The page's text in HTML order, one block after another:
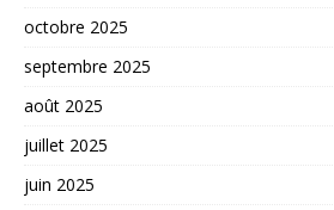
octobre 2025
septembre 2025
août 2025
juillet 2025
juin 2025